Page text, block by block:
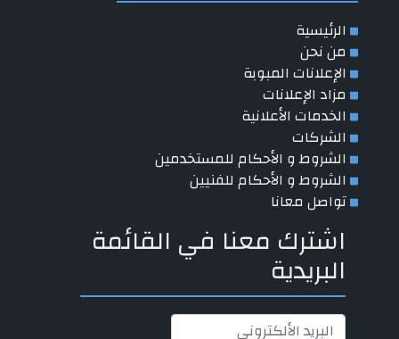
الرئيسية
من نحن
الإعلانات المبوبة
مزاد الإعلانات
الخدمات الأعلانية
الشركات
الشروط و الأحكام للمستخدمين
الشروط و الأحكام للفنيين
تواصل معانا
اشترك معنا في القائمة
البريدية